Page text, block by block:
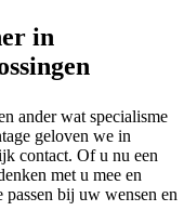
in
ander wat specialisme
geloven we in
contact. Of u nu een
met u mee en
passen bij uw wensen en